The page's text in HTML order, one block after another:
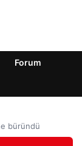
Forum
büründü